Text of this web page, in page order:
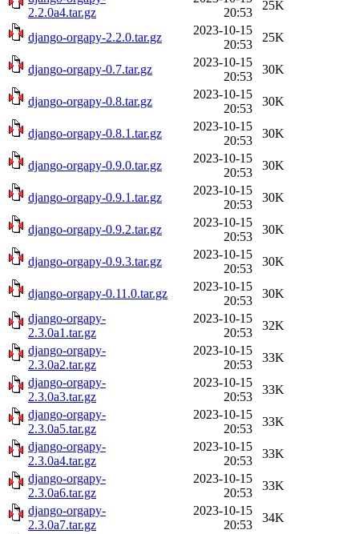
2.2.0a4.tar.gz
20:53
25K
django-orgapy-2.2.0.tar.gz
2023-10-15
20:53
25K
django-orgapy-0.7.tar.gz
2023-10-15
20:53
30K
django-orgapy-0.8.tar.gz
2023-10-15
20:53
30K
django-orgapy-0.8.1.tar.gz
2023-10-15
20:53
30K
django-orgapy-0.9.0.tar.gz
2023-10-15
20:53
30K
django-orgapy-0.9.1.tar.gz
2023-10-15
20:53
30K
django-orgapy-0.9.2.tar.gz
2023-10-15
20:53
30K
django-orgapy-0.9.3.tar.gz
2023-10-15
20:53
30K
django-orgapy-0.11.0.tar.gz
2023-10-15
20:53
30K
django-orgapy-
2.3.0a1.tar.gz
2023-10-15
20:53
32K
django-orgapy-
2.3.0a2.tar.gz
2023-10-15
20:53
33K
django-orgapy-
2.3.0a3.tar.gz
2023-10-15
20:53
33K
django-orgapy-
2.3.0a5.tar.gz
2023-10-15
20:53
33K
django-orgapy-
2.3.0a4.tar.gz
2023-10-15
20:53
33K
django-orgapy-
2.3.0a6.tar.gz
2023-10-15
20:53
33K
django-orgapy-
2.3.0a7.tar.gz
2023-10-15
20:53
34K